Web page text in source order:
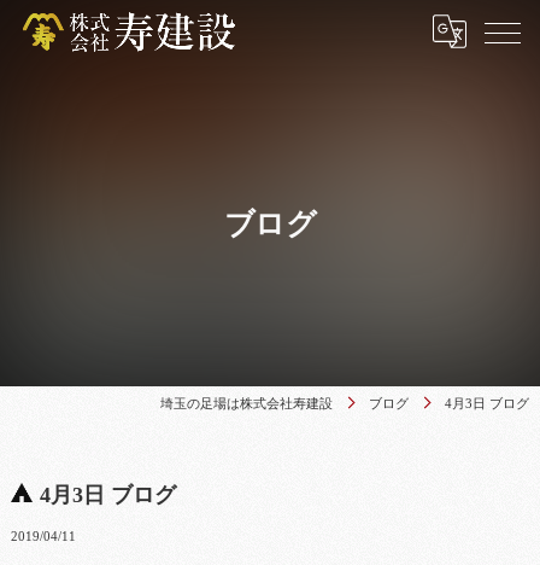
ブログ
埼玉の足場は株式会社寿建設 ブログ 4月3日 ブログ
4月3日 ブログ
2019/04/11